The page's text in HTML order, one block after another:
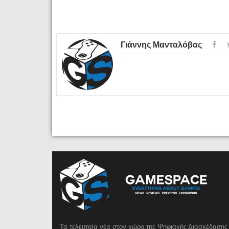
Γιάννης Μανταλόβας
Τα τελευταία νέα στον χώρο της Ψηφιακής Διασκέδασης